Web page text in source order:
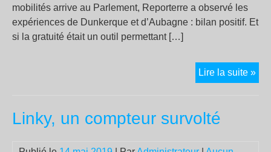
mobilités arrive au Parlement, Reporterre a observé les
expériences de Dunkerque et d’Aubagne : bilan positif. Et
si la gratuité était un outil permettant […]
Lire la suite »Les
Linky, un compteur survolté